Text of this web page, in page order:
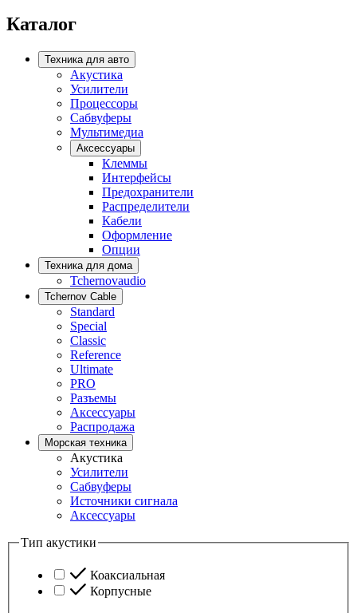
Каталог
Техника для авто
Акустика
Усилители
Процессоры
Сабвуферы
Мультимедиа
Аксессуары
Клеммы
Интерфейсы
Предохранители
Распределители
Кабели
Оформление
Опции
Техника для дома
Tchernovaudio
Tchernov Cable
Standard
Special
Classic
Reference
Ultimate
PRO
Разъемы
Аксессуары
Распродажа
Морская техника
Акустика
Усилители
Сабвуферы
Источники сигнала
Аксессуары
Тип акустики
Коаксиальная
Корпусные